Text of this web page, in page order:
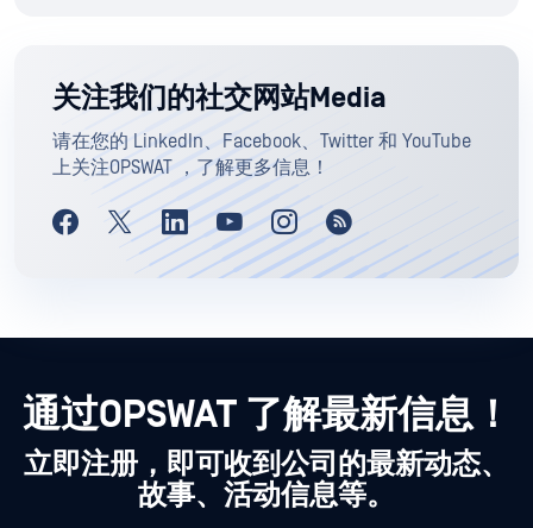
关注我们的社交网站Media
请在您的 LinkedIn、Facebook、Twitter 和 YouTube
上关注OPSWAT ，了解更多信息！
通过OPSWAT 了解最新信息！
立即注册，即可收到公司的最新动态、
故事、活动信息等。